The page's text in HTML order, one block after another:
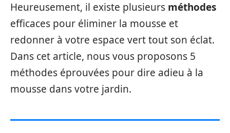
Heureusement, il existe plusieurs méthodes
efficaces pour éliminer la mousse et
redonner à votre espace vert tout son éclat.
Dans cet article, nous vous proposons 5
méthodes éprouvées pour dire adieu à la
mousse dans votre jardin.